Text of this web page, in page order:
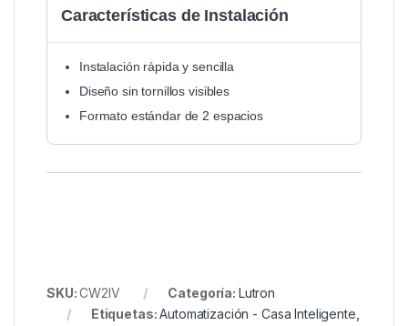
Características de Instalación
Instalación rápida y sencilla
Diseño sin tornillos visibles
Formato estándar de 2 espacios
SKU:CW2IV Categoría: Lutron
Etiquetas:Automatización - Casa Inteligente